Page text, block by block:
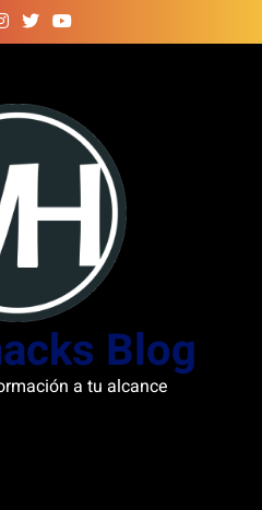
Blog
a tu alcance